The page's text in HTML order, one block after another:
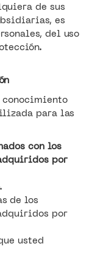
de sus
es
del uso
conocimiento
para las
con los
por
de los
por
usted